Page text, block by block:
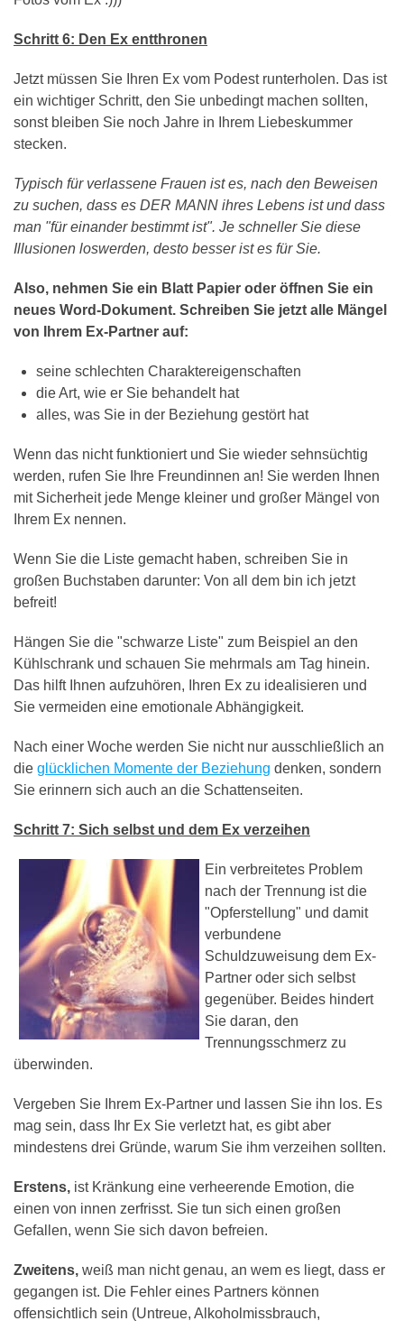
Schritt 6: Den Ex entthronen
Jetzt müssen Sie Ihren Ex vom Podest runterholen. Das ist
ein wichtiger Schritt, den Sie unbedingt machen sollten,
sonst bleiben Sie noch Jahre in Ihrem Liebeskummer
stecken.
Typisch für verlassene Frauen ist es, nach den Beweisen
zu suchen, dass es DER MANN ihres Lebens ist und dass
man "für einander bestimmt ist". Je schneller Sie diese
Illusionen loswerden, desto besser ist es für Sie.
Also, nehmen Sie ein Blatt Papier oder öffnen Sie ein
neues Word-Dokument. Schreiben Sie jetzt alle Mängel
von Ihrem Ex-Partner auf:
seine schlechten Charaktereigenschaften
die Art, wie er Sie behandelt hat
alles, was Sie in der Beziehung gestört hat
Wenn das nicht funktioniert und Sie wieder sehnsüchtig
werden, rufen Sie Ihre Freundinnen an! Sie werden Ihnen
mit Sicherheit jede Menge kleiner und großer Mängel von
Ihrem Ex nennen.
Wenn Sie die Liste gemacht haben, schreiben Sie in
großen Buchstaben darunter: Von all dem bin ich jetzt
befreit!
Hängen Sie die "schwarze Liste" zum Beispiel an den
Kühlschrank und schauen Sie mehrmals am Tag hinein.
Das hilft Ihnen aufzuhören, Ihren Ex zu idealisieren und
Sie vermeiden eine emotionale Abhängigkeit.
Nach einer Woche werden Sie nicht nur ausschließlich an
die glücklichen Momente der Beziehung denken, sondern
Sie erinnern sich auch an die Schattenseiten.
Schritt 7: Sich selbst und dem Ex verzeihen
Ein verbreitetes Problem
nach der Trennung ist die
"Opferstellung" und damit
verbundene
Schuldzuweisung dem Ex-
Partner oder sich selbst
gegenüber. Beides hindert
Sie daran, den
Trennungsschmerz zu
überwinden.
Vergeben Sie Ihrem Ex-Partner und lassen Sie ihn los. Es
mag sein, dass Ihr Ex Sie verletzt hat, es gibt aber
mindestens drei Gründe, warum Sie ihm verzeihen sollten.
Erstens, ist Kränkung eine verheerende Emotion, die
einen von innen zerfrisst. Sie tun sich einen großen
Gefallen, wenn Sie sich davon befreien.
Zweitens, weiß man nicht genau, an wem es liegt, dass er
gegangen ist. Die Fehler eines Partners können
offensichtlich sein (Untreue, Alkoholmissbrauch,